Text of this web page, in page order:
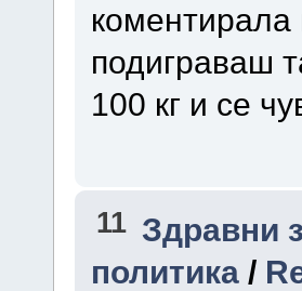
коментирала
подиграваш
100 кг и се
11 Здравни
политика/